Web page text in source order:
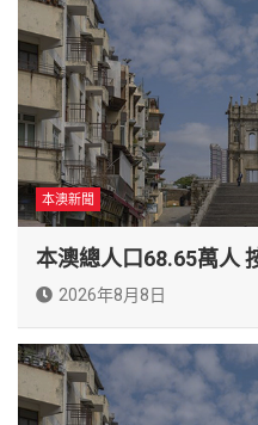
本澳新聞
本澳總人口68.65萬人
2026年8月8日